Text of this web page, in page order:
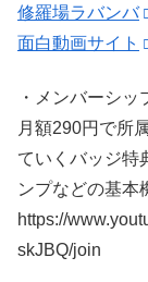
修羅場ラバンバ
面白動画サイト
・メンバーシ
月額290円で所
ていくバッジ特
ンプなどの基本
https://
skJBQ/join